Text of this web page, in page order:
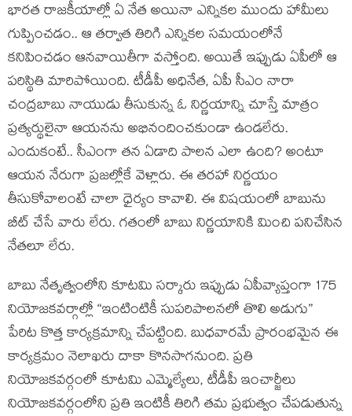
భారత రాజకీయాల్లో ఏ నేత అయినా ఎన్నికల ముందు హామీలు
గుప్పించడం.. ఆ తర్వాత తిరిగి ఎన్నికల సమయంలోనే
కనిపించడం ఆనవాయితీగా వస్తోంది. అయితే ఇప్పుడు ఏపీలో ఆ
పరిస్థితి మారిపోయింది. టీడీపీ అధినేత, ఏపీ సీఎం నారా
చంద్రబాబు నాయుడు తీసుకున్న ఓ నిర్ణయాన్ని చూస్తే మాత్రం
ప్రత్యర్థులైనా ఆయనను అభినందించకుండా ఉండలేరు.
ఎందుకంటే.. సీఎంగా తన ఏడాది పాలన ఎలా ఉంది? అంటూ
ఆయన నేరుగా ప్రజల్లోకే వెళ్లారు. ఈ తరహా నిర్ణయం
తీసుకోవాలంటే చాలా ధైర్యం కావాలి. ఈ విషయంలో బాబును
బీట్ చేసే వారు లేరు. గతంలో బాబు నిర్ణయానికి మించి పనిచేసిన
నేతలూ లేరు.
బాబు నేతృత్వంలోని కూటమి సర్కారు ఇప్పుడు ఏపీవ్యాప్తంగా 175
నియోజకవర్గాల్లో “ఇంటింటికీ సుపరిపాలనలో తొలి అడుగు”
పేరిట కొత్త కార్యక్రమాన్ని చేపట్టింది. బుధవారమే ప్రారంభమైన ఈ
కార్యక్రమం నెలాఖరు దాకా కొనసాగనుంది. ప్రతి
నియోజకవర్గంలో కూటమి ఎమ్మెల్యేలు, టీడీపీ ఇంచార్జీలు
నియోజకవర్గంలోని ప్రతి ఇంటికీ తిరిగి తమ ప్రభుత్వం చేపడుతున్న